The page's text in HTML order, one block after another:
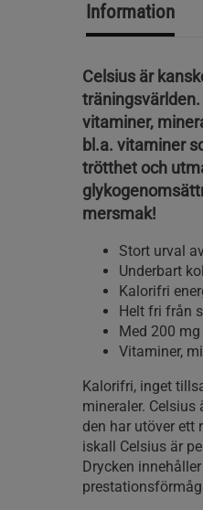
Information
Celsius är
vitaminer,
bl.a. vitaminer
trötthet och
mersmak!
Stort urval
Underbart
Kalorifri
Helt fri från
Med 200
Vitaminer,
Kalorifri, inget
mineraler.
den har utöver ett
iskall Celsius är
Drycken